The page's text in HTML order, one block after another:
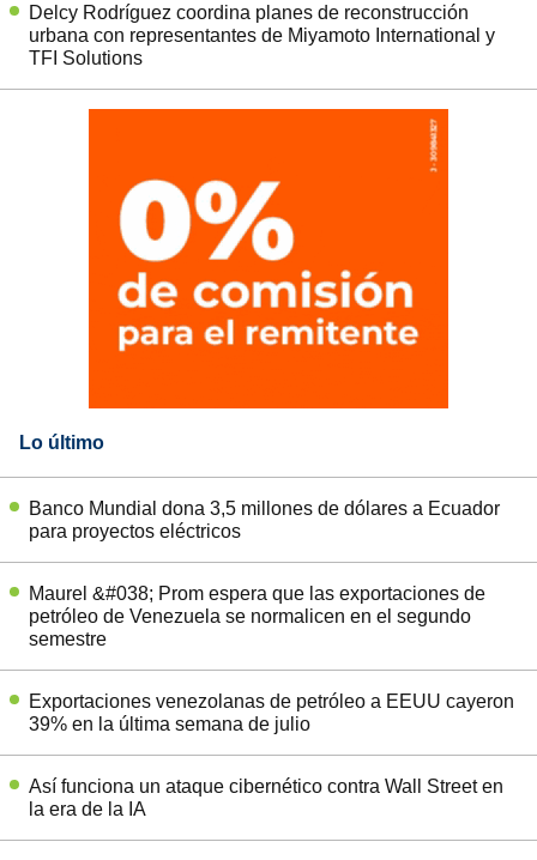
Delcy Rodríguez coordina planes de reconstrucción
urbana con representantes de Miyamoto International y
TFI Solutions
Lo último
Banco Mundial dona 3,5 millones de dólares a Ecuador
para proyectos eléctricos
Maurel &#038; Prom espera que las exportaciones de
petróleo de Venezuela se normalicen en el segundo
semestre
Exportaciones venezolanas de petróleo a EEUU cayeron
39% en la última semana de julio
Así funciona un ataque cibernético contra Wall Street en
la era de la IA